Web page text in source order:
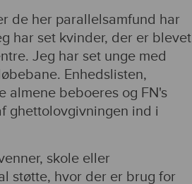
de her parallelsamfund har
har set kvinder, der er blevet
Jeg har set unge med
Enhedslisten,
almene beboeres og FN's
ghettolovgivningen ind i
skole eller
støtte, hvor der er brug for